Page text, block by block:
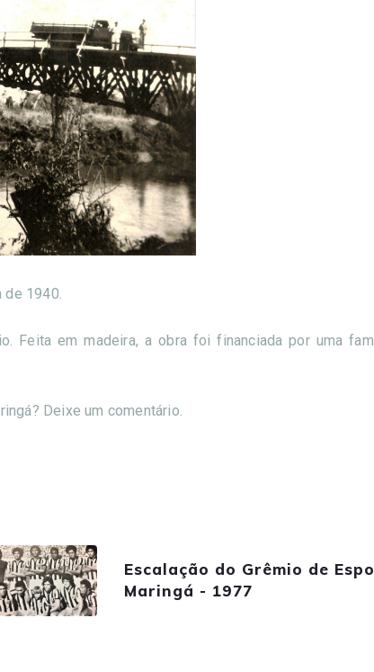
de 1940.
Feita em madeira, a obra foi financiada por uma
Deixe um comentário.
Escalação do Grêmio de
Maringá - 1977